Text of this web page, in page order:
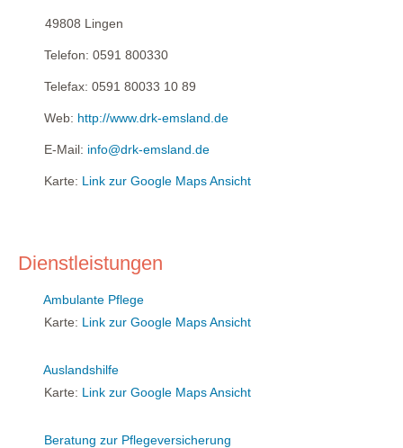
49808 Lingen
Telefon: 0591 800330
Telefax: 0591 80033 10 89
Web: http://www.drk-emsland.de
E-Mail: info@drk-emsland.de
Karte: Link zur Google Maps Ansicht
Dienstleistungen
Ambulante Pflege
Karte: Link zur Google Maps Ansicht
Auslandshilfe
Karte: Link zur Google Maps Ansicht
Beratung zur Pflegeversicherung